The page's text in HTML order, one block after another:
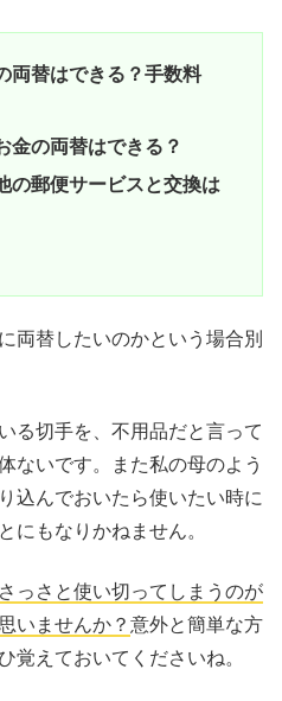
両替はできる？手数料
の両替はできる？
郵便サービスと交換は
両替したいのかという場合別
る切手を、不用品だと言って
ないです。また私の母のよう
込んでおいたら使いたい時に
にもなりかねません。
っさと使い切ってしまうのが
いませんか？ 意外と簡単な方
覚えておいてくださいね。